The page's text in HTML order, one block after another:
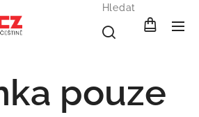
Hledat
pouze